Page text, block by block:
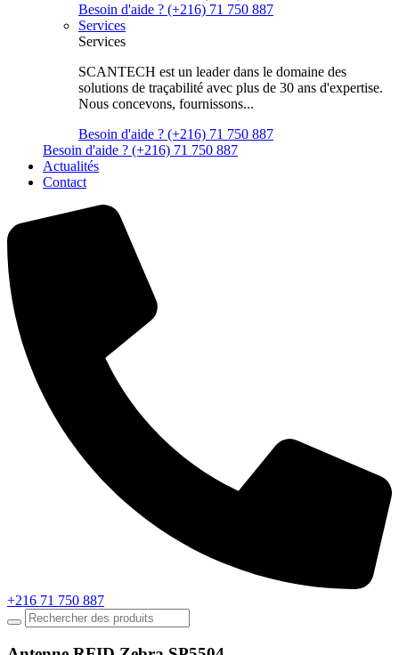
Besoin d'aide ? (+216) 71 750 887
Services
Services
SCANTECH est un leader dans le domaine des
solutions de traçabilité avec plus de 30 ans d'expertise.
Nous concevons, fournissons...
Besoin d'aide ? (+216) 71 750 887
Besoin d'aide ? (+216) 71 750 887
Actualités
Contact
+216 71 750 887